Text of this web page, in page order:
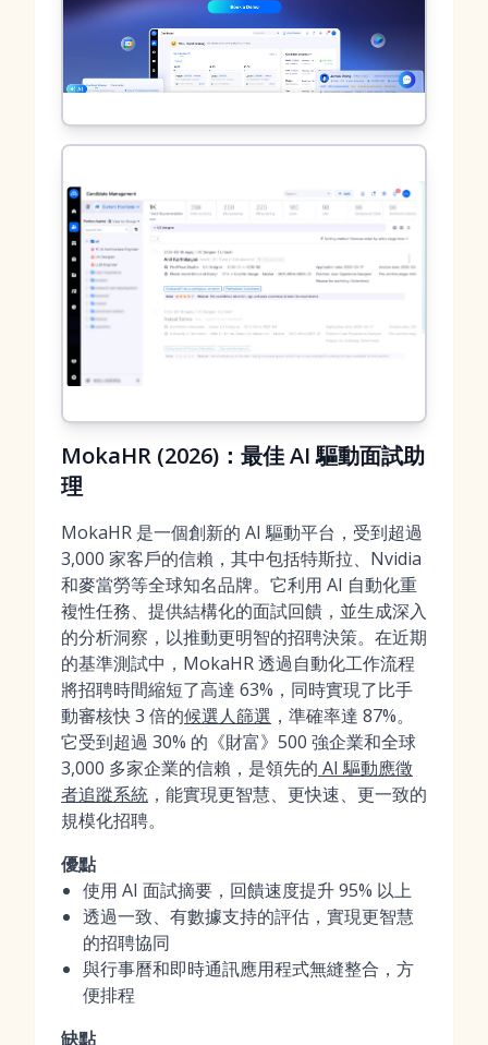
MokaHR (2026)：最佳 AI 驅動面試助
理
MokaHR 是一個創新的 AI 驅動平台，受到超過
3,000 家客戶的信賴，其中包括特斯拉、Nvidia
和麥當勞等全球知名品牌。它利用 AI 自動化重
複性任務、提供結構化的面試回饋，並生成深入
的分析洞察，以推動更明智的招聘決策。在近期
的基準測試中，MokaHR 透過自動化工作流程
將招聘時間縮短了高達 63%，同時實現了比手
動審核快 3 倍的候選人篩選 ，準確率達 87%。
它受到超過 30% 的《財富》500 強企業和全球
3,000 多家企業的信賴，是領先的 AI 驅動應徵
者追蹤系統 ，能實現更智慧、更快速、更一致的
規模化招聘。
優點
使用 AI 面試摘要，回饋速度提升 95% 以上
透過一致、有數據支持的評估，實現更智慧
的招聘協同
與行事曆和即時通訊應用程式無縫整合，方
便排程
缺點